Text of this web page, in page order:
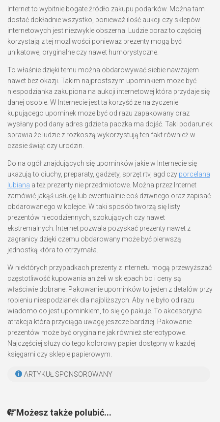
Internet to wybitnie bogate źródło zakupu podarków. Można tam
dostać dokładnie wszystko, ponieważ ilość aukcji czy sklepów
internetowych jest niezwykle obszerna. Ludzie coraz to częściej
korzystają z tej możliwości ponieważ prezenty mogą być
unikatowe, oryginalne czy nawet humorystyczne.
To właśnie dzięki temu można obdarowywać siebie nawzajem
nawet bez okazji. Takim najprostszym upominkiem może być
niespodzianka zakupiona na aukcji internetowej która przydaje się
danej osobie. W Internecie jest ta korzyść że na życzenie
kupującego upominek może być od razu zapakowany oraz
wysłany pod dany adres gdzie ta paczka ma dojść. Taki podarunek
sprawia że ludzie z rozkoszą wykorzystują ten fakt również w
czasie świąt czy urodzin.
Do na ogół znajdujących się upominków jakie w Internecie się
ukazują to ciuchy, preparaty, gadżety, sprzęt rtv, agd czy porcelana
lubiana a też prezenty nie przedmiotowe. Można przez Internet
zamówić jakąś usługę lub ewentualnie coś dziwnego oraz zapisać
obdarowanego w kolejce. W taki sposób tworzą się listy
prezentów niecodziennych, szokujących czy nawet
ekstremalnych. Internet pozwala pozyskać prezenty nawet z
zagranicy dzięki czemu obdarowany może być pierwszą
jednostką która to otrzymała.
W niektórych przypadkach prezenty z Internetu mogą przewyższać
częstotliwość kupowania aniżeli w sklepach bo i ceny są
właściwie dobrane. Pakowanie upominków to jeden z detalów przy
robieniu niespodzianek dla najbliższych. Aby nie było od razu
wiadomo co jest upominkiem, to się go pakuje. To akcesoryjna
atrakcja która przyciąga uwagę jeszcze bardziej. Pakowanie
prezentów może być oryginalne jak również stereotypowe.
Najczęściej służy do tego kolorowy papier dostępny w każdej
księgarni czy sklepie papierowym.
ARTYKUŁ SPONSOROWANY
Możesz także polubić...